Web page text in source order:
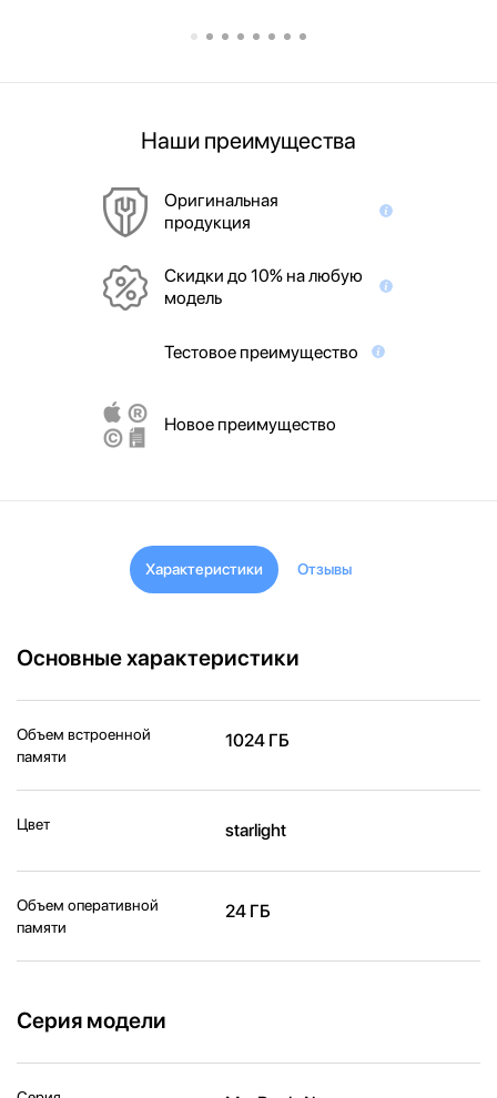
Наши преимущества
Оригинальная
продукция
Скидки до 10% на любую
модель
Тестовое преимущество
Новое преимущество
Характеристики Отзывы
Основные характеристики
Объем встроенной
памяти
1024 ГБ
Цвет starlight
Объем оперативной
памяти
24 ГБ
Серия модели